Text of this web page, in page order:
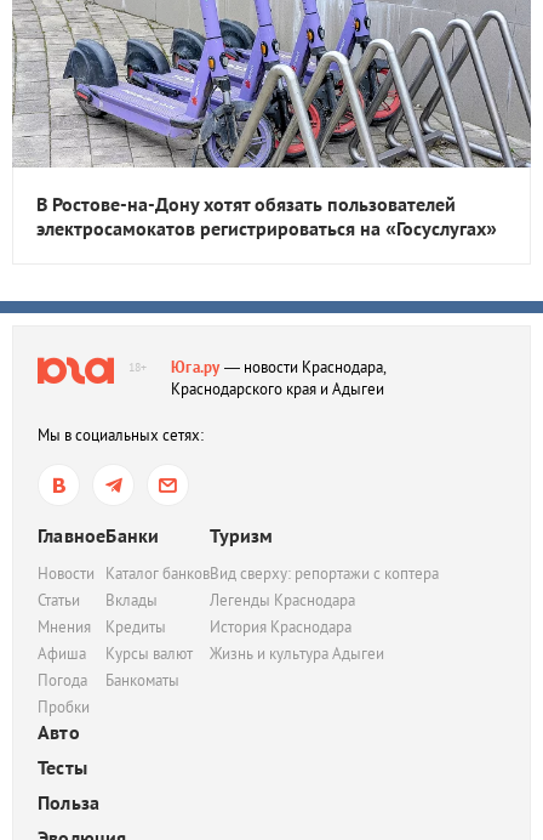
В Ростове-на-Дону хотят обязать пользователей
электросамокатов регистрироваться на «Госуслугах»
18+ Юга.ру— новости Краснодара,
Краснодарского края и Адыгеи
Мы в социальных сетях:
Главное
Новости
Статьи
Мнения
Афиша
Погода
Пробки
Банки
Каталог банков
Вклады
Кредиты
Курсы валют
Банкоматы
Туризм
Вид сверху: репортажи с коптера
Легенды Краснодара
История Краснодара
Жизнь и культура Адыгеи
Авто
Тесты
Польза